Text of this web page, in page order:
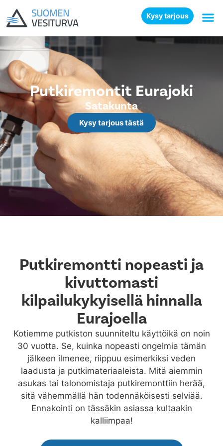
Kysy tarjous
Putkiremontit Eurajoki
Satakunta
Kysy tarjous tästä
Putkiremontti nopeasti ja
kivuttomasti
kilpailukykyisellä hinnalla
Eurajoella
Kotiemme putkiston suunniteltu käyttöikä on noin
30 vuotta. Se, kuinka nopeasti ongelmia tämän
jälkeen ilmenee, riippuu esimerkiksi veden
laadusta ja putkimateriaaleista. Mitä aiemmin
asukas tai talonomistaja putkiremonttiin herää,
sitä vähemmällä hän todennäköisesti selviää.
Ennakointi on tässäkin asiassa kultaakin
kalliimpaa!